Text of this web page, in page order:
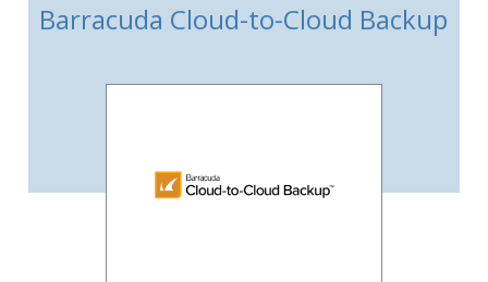
Barracuda Cloud-to-Cloud Backup